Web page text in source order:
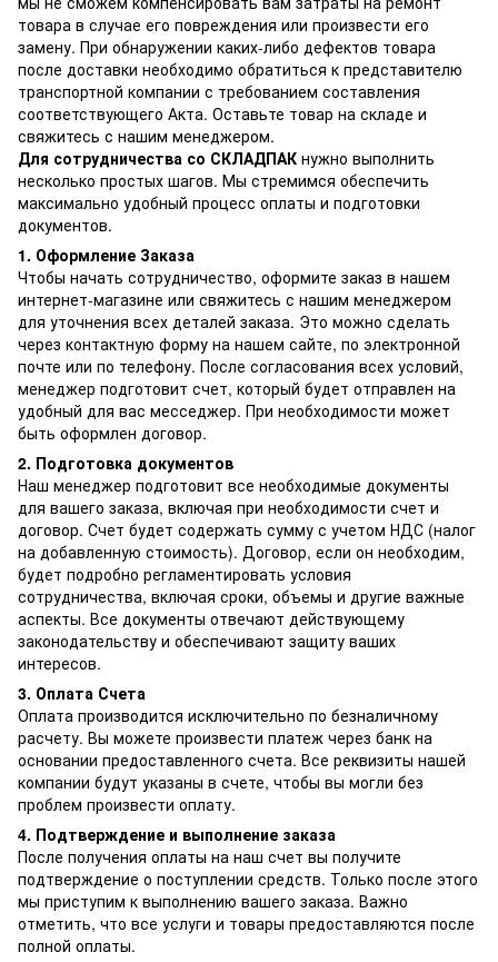
товара в случае его повреждения или произвести его
замену. При обнаружении каких-либо дефектов товара
после доставки необходимо обратиться к представителю
транспортной компании с требованием составления
соответствующего Акта. Оставьте товар на складе и
свяжитесь с нашим менеджером.
Для сотрудничества со СКЛАДПАК нужно выполнить
несколько простых шагов. Мы стремимся обеспечить
максимально удобный процесс оплаты и подготовки
документов.
1. Оформление Заказа
Чтобы начать сотрудничество, оформите заказ в нашем
интернет-магазине или свяжитесь с нашим менеджером
для уточнения всех деталей заказа. Это можно сделать
через контактную форму на нашем сайте, по электронной
почте или по телефону. После согласования всех условий,
менеджер подготовит счет, который будет отправлен на
удобный для вас месседжер. При необходимости может
быть оформлен договор.
2. Подготовка документов
Наш менеджер подготовит все необходимые документы
для вашего заказа, включая при необходимости счет и
договор. Счет будет содержать сумму с учетом НДС (налог
на добавленную стоимость). Договор, если он необходим,
будет подробно регламентировать условия
сотрудничества, включая сроки, объемы и другие важные
аспекты. Все документы отвечают действующему
законодательству и обеспечивают защиту ваших
интересов.
3. Оплата Счета
Оплата производится исключительно по безналичному
расчету. Вы можете произвести платеж через банк на
основании предоставленного счета. Все реквизиты нашей
компании будут указаны в счете, чтобы вы могли без
проблем произвести оплату.
4. Подтверждение и выполнение заказа
После получения оплаты на наш счет вы получите
подтверждение о поступлении средств. Только после этого
мы приступим к выполнению вашего заказа. Важно
отметить, что все услуги и товары предоставляются после
полной оплаты.